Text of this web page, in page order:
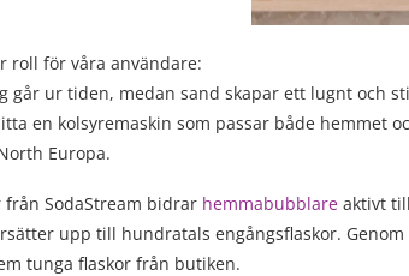
roll för våra användare:
går ur tiden, medan sand skapar ett lugnt och
en kolsyremaskin som passar både hemmet
Europa.
SodaStream bidrar hemmabubblare aktivt
upp till hundratals engångsflaskor.
tunga flaskor från butiken.